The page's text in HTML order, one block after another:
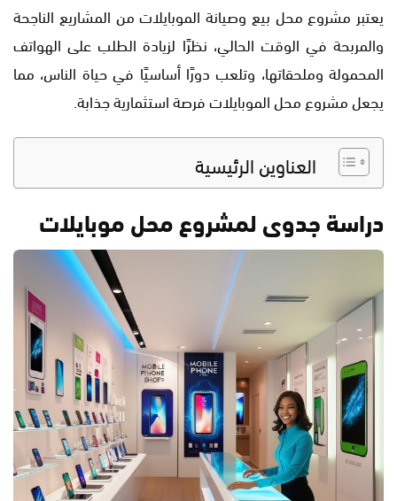
يعتبر مشروع محل بيع وصيانة الموبايلات من المشاريع الناجحة
والمربحة في الوقت الحالي، نظرًا لزيادة الطلب على الهواتف
المحمولة وملحقاتها، وتلعب دورًا أساسيًا في حياة الناس، مما
يجعل مشروع محل الموبايلات فرصة استثمارية جذابة.
العناوين الرئيسية
دراسة جدوى لمشروع محل موبايلات